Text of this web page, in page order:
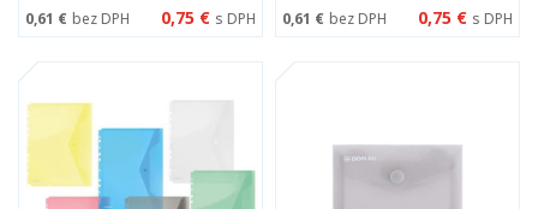
0,61 € bez DPH 0,75 € s DPH 0,61 € bez DPH 0,75 € s DPH